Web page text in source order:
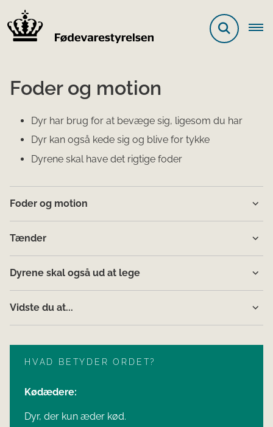
Foder og motion
Dyr har brug for at bevæge sig, ligesom du har
Dyr kan også kede sig og blive for tykke
Dyrene skal have det rigtige foder
Foder og motion
Tænder
Dyrene skal også ud at lege
Vidste du at...
HVAD BETYDER ORDET?
Kødædere:
Dyr, der kun æder kød.